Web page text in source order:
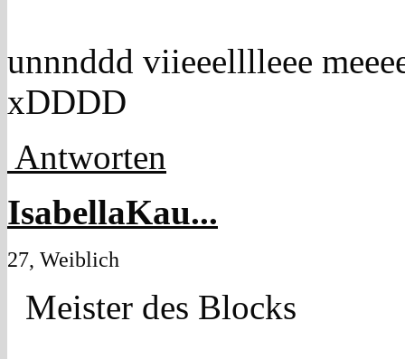
unnnddd viieeelllleee
xDDDD
Antworten
IsabellaKau...
27, Weiblich
Meister des Blocks